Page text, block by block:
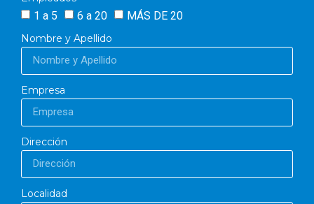
1 a 5 6 a 20 MÁS DE 20
Nombre y Apellido
Empresa
Dirección
Localidad